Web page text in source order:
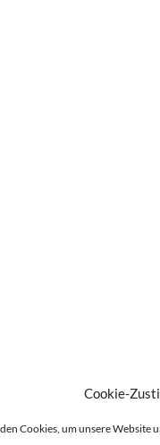
Cookie-
Cookies, um unsere Website